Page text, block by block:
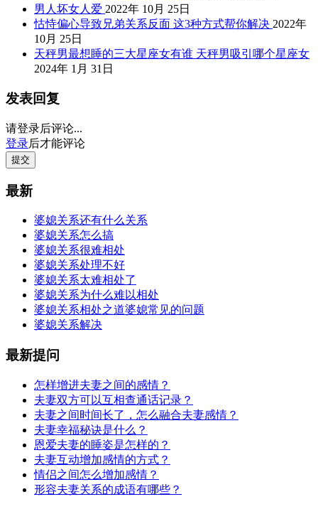
男人坏女人爱 2022年 10月 25日
怙恃偏心导致兄弟关系反面 这3种方式帮你解决 2022年
10月 25日
天秤男最想睡的三大星座女有谁 天秤男吸引哪个星座女
2024年 1月 31日
发表回复
请登录后评论...
登录后才能评论
提交
最新
婆媳关系还有什么关系
婆媳关系怎么搞
婆媳关系很难相处
婆媳关系处理不好
婆媳关系太难相处了
婆媳关系为什么难以相处
婆媳关系相处之道婆媳常见的问题
婆媳关系解决
最新提问
怎样增进夫妻之间的感情？
夫妻双方可以互相查通话记录？
夫妻之间时间长了，怎么融合夫妻感情？
夫妻幸福秘诀是什么？
恩爱夫妻的睡姿是怎样的？
夫妻互动增加感情的方式？
情侣之间怎么增加感情？
形容夫妻关系的成语有哪些？